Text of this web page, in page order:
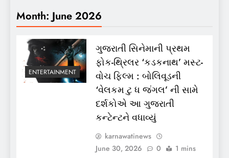
Month: June 2026
ENTERTAINMENT
ગુજરાતી સિનેમાની પ્રથમ
ફોક-થ્રિલર ‘કડકનાથ’ મસ્ટ-
વોચ ફિલ્મ : બોલિવૂડની
‘વેલકમ ટુ ધ જંગલ’ ની સામે
દર્શકોએ આ ગુજરાતી
કન્ટેન્ટને વધાવ્યું
karnawatinews
June 30, 2026
0 1 mins